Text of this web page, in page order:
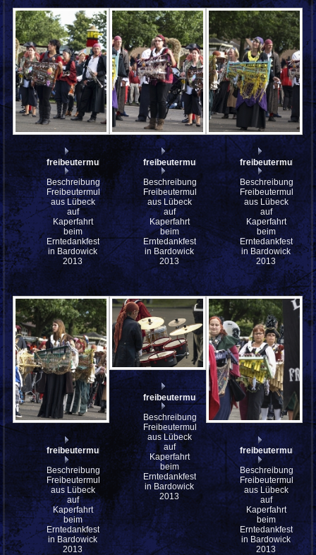
freibeutermukke_P9143126
Beschreibung:
Freibeutermukke
aus Lübeck
auf
Kaperfahrt
beim
Erntedankfest
in Bardowick
2013
freibeutermukke_P9143125
Beschreibung:
Freibeutermukke
aus Lübeck
auf
Kaperfahrt
beim
Erntedankfest
in Bardowick
2013
Beschreibung:
Freibeutermukke
aus Lübeck
auf
Kaperfahrt
beim
Erntedankfest
in Bardowick
2013
freibeutermukke_P9143123
Beschreibung:
Freibeutermukke
aus Lübeck
auf
Kaperfahrt
beim
Erntedankfest
in Bardowick
2013
freibeutermukke_P9143106
Beschreibung:
Freibeutermukke
aus Lübeck
auf
Kaperfahrt
beim
Erntedankfest
in Bardowick
2013
Beschreibung:
Freibeutermukke
aus Lübeck
auf
Kaperfahrt
beim
Erntedankfest
in Bardowick
2013